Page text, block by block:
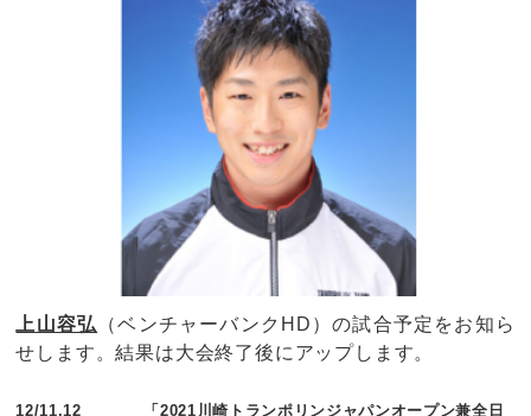
上山容弘 （ベンチャーバンクHD）の試合予定をお知ら
せします。結果は大会終了後にアップします。
12/11.12
「2021川崎トランポリンジャパンオープン兼全日